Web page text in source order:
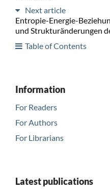
Next article
Entropie-Energie-
und Strukturänderungen
Table of Contents
Information
For Readers
For Authors
For Librarians
Latest publications